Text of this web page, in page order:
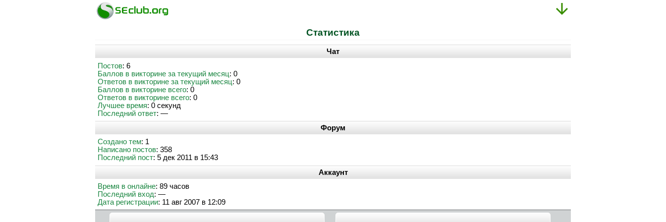
Статистика
Чат
Постов: 6
Баллов в викторине за текущий месяц: 0
Ответов в викторине за текущий месяц: 0
Баллов в викторине всего: 0
Ответов в викторине всего: 0
Лучшее время: 0 секунд
Последний ответ: —
Форум
Создано тем: 1
Написано постов: 358
Последний пост: 5 дек 2011 в 15:43
Аккаунт
Время в онлайне: 89 часов
Последний вход: —
Дата регистрации: 11 авг 2007 в 12:09